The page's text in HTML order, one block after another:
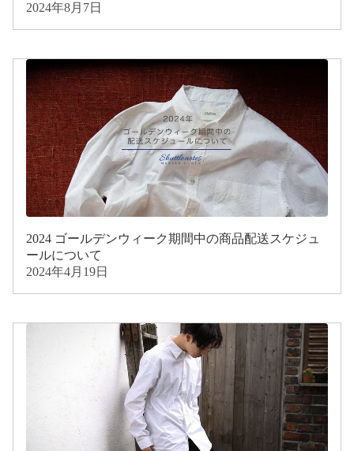
2024年8月7日
2024 ゴールデンウィーク期間中の商品配送スケジュ
ールについて
2024年4月19日